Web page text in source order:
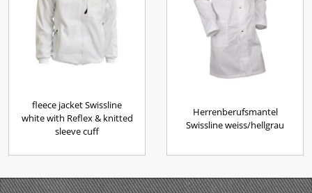
fleece jacket Swissline
white with Reflex & knitted
sleeve cuff
Herrenberufsmantel
Swissline weiss/hellgrau